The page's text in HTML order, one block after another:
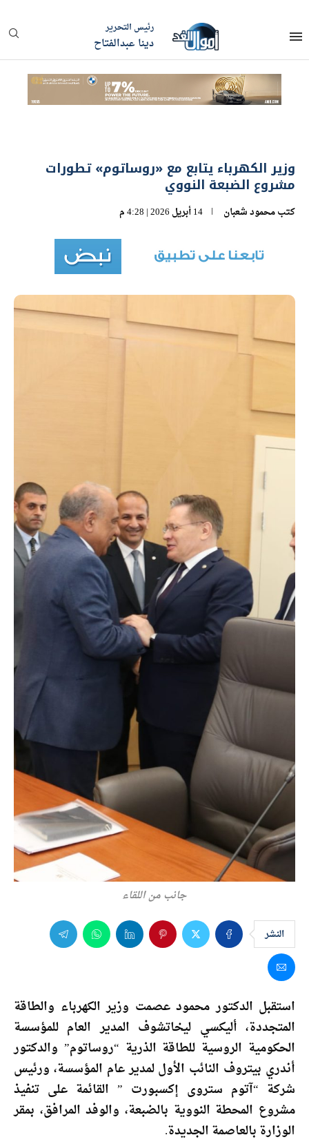
رئيس التحرير
دينا عبدالفتاح
وزير الكهرباء يتابع مع «روساتوم» تطورات
مشروع الضبعة النووي
كتبمحمود شعبان 14 أبريل 2026 | 4:28 م
جانب من اللقاء
النشر
استقبل الدكتور محمود عصمت وزير الكهرباء والطاقة
المتجددة، أليكسي ليخاتشوف المدير العام للمؤسسة
الحكومية الروسية للطاقة الذرية “روساتوم” والدكتور
أندري بيتروف النائب الأول لمدير عام المؤسسة، ورئيس
شركة “آتوم ستروى إكسبورت ” القائمة على تنفيذ
مشروع المحطة النووية بالضبعة، والوفد المرافق، بمقر
الوزارة بالعاصمة الجديدة.